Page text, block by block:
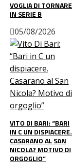
VOGLIA DI TORNARE
IN SERIE B
05/08/2026
VITO DI BARI: “BARI
IN C UN DISPIACERE.
CASARANO AL SAN
NICOLA? MOTIVO DI
ORGOGLIO”